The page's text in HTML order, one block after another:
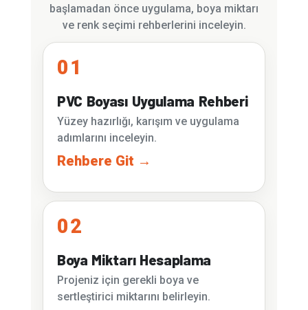
başlamadan önce uygulama, boya miktarı
ve renk seçimi rehberlerini inceleyin.
01
PVC Boyası Uygulama Rehberi
Yüzey hazırlığı, karışım ve uygulama
adımlarını inceleyin.
Rehbere Git →
02
Boya Miktarı Hesaplama
Projeniz için gerekli boya ve
sertleştirici miktarını belirleyin.